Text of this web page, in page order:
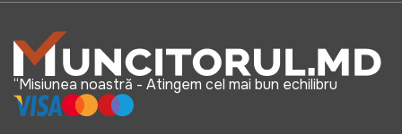
“Misiunea noastră - Atingem cel mai bun echilibru